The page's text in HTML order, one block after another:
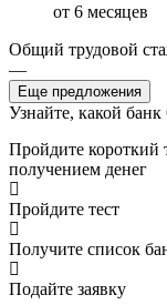
от 6 месяцев
Общий трудовой
—
Еще предложения
Узнайте, какой
Пройдите короткий
получением денег
Пройдите тест
Получите список
Подайте заявку